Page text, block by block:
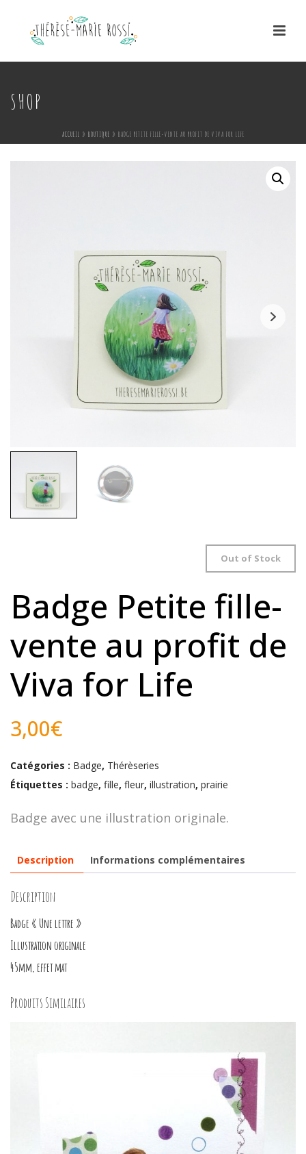
SHOP
ACCUEIL » BOUTIQUE » BADGE PETITE FILLE-VENTE AU PROFIT DE VIVA FOR LIFE
Out of Stock
Badge Petite fille-
vente au profit de
Viva for Life
3,00€
Catégories : Badge, Thérèseries
Étiquettes : badge, fille, fleur, illustration, prairie
Badge avec une illustration originale.
Description Informations complémentaires
Description
Badge « Une lettre »
Illustration originale
45mm, effet mat
Produits Similaires